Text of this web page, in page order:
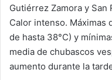
Gutiérrez Zamora y San
Calor intenso. Máximas
de hasta 38°C) y
media de chubascos
aumento durante la